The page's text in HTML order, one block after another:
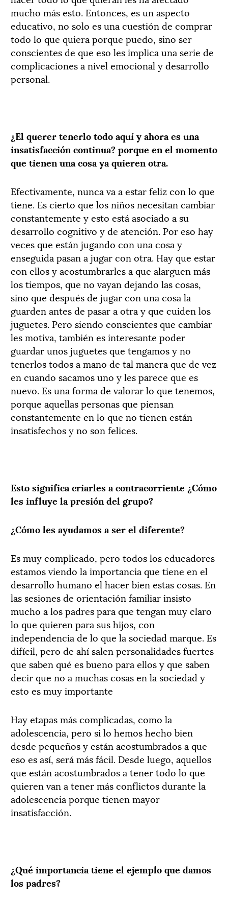
mucho más esto. Entonces, es un aspecto
educativo, no solo es una cuestión de comprar
todo lo que quiera porque puedo, sino ser
conscientes de que eso les implica una serie de
complicaciones a nivel emocional y desarrollo
personal.
¿El querer tenerlo todo aquí y ahora es una
insatisfacción continua? porque en el momento
que tienen una cosa ya quieren otra.
Efectivamente, nunca va a estar feliz con lo que
tiene. Es cierto que los niños necesitan cambiar
constantemente y esto está asociado a su
desarrollo cognitivo y de atención. Por eso hay
veces que están jugando con una cosa y
enseguida pasan a jugar con otra. Hay que estar
con ellos y acostumbrarles a que alarguen más
los tiempos, que no vayan dejando las cosas,
sino que después de jugar con una cosa la
guarden antes de pasar a otra y que cuiden los
juguetes. Pero siendo conscientes que cambiar
les motiva, también es interesante poder
guardar unos juguetes que tengamos y no
tenerlos todos a mano de tal manera que de vez
en cuando sacamos uno y les parece que es
nuevo. Es una forma de valorar lo que tenemos,
porque aquellas personas que piensan
constantemente en lo que no tienen están
insatisfechos y no son felices.
Esto significa criarles a contracorriente ¿Cómo
les influye la presión del grupo?
¿Cómo les ayudamos a ser el diferente?
Es muy complicado, pero todos los educadores
estamos viendo la importancia que tiene en el
desarrollo humano el hacer bien estas cosas. En
las sesiones de orientación familiar insisto
mucho a los padres para que tengan muy claro
lo que quieren para sus hijos, con
independencia de lo que la sociedad marque. Es
difícil, pero de ahí salen personalidades fuertes
que saben qué es bueno para ellos y que saben
decir que no a muchas cosas en la sociedad y
esto es muy importante
Hay etapas más complicadas, como la
adolescencia, pero si lo hemos hecho bien
desde pequeños y están acostumbrados a que
eso es así, será más fácil. Desde luego, aquellos
que están acostumbrados a tener todo lo que
quieren van a tener más conflictos durante la
adolescencia porque tienen mayor
insatisfacción.
¿Qué importancia tiene el ejemplo que damos
los padres?